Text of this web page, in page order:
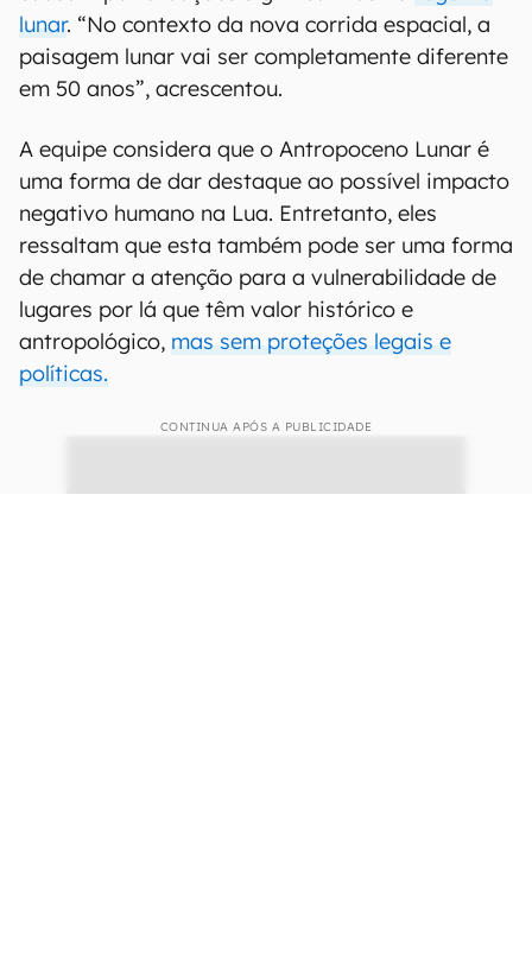
lunar. “No contexto da nova corrida espacial, a
paisagem lunar vai ser completamente diferente
em 50 anos”, acrescentou.
A equipe considera que o Antropoceno Lunar é
uma forma de dar destaque ao possível impacto
negativo humano na Lua. Entretanto, eles
ressaltam que esta também pode ser uma forma
de chamar a atenção para a vulnerabilidade de
lugares por lá que têm valor histórico e
antropológico, mas sem proteções legais e
políticas.
CONTINUA APÓS A PUBLICIDADE